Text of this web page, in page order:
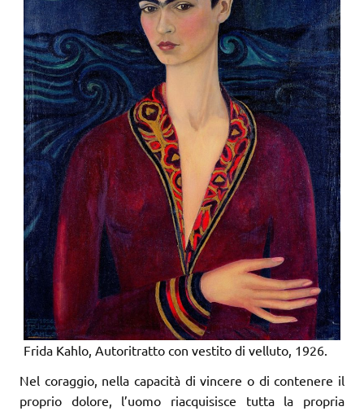
Frida Kahlo, Autoritratto con vestito di velluto, 1926.
Nel coraggio, nella capacità di vincere o di contenere il
proprio dolore, l’uomo riacquisisce tutta la propria